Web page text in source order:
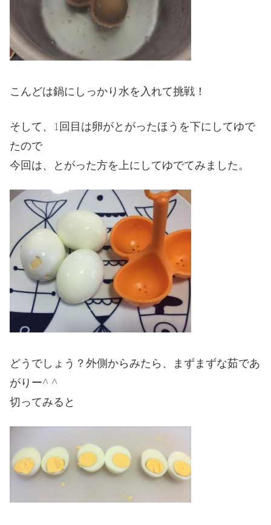
こんどは鍋にしっかり水を入れて挑戦！
そして、1回目は卵がとがったほうを下にしてゆで
たので
今回は、とがった方を上にしてゆでてみました。
どうでしょう？外側からみたら、まずまずな茹であ
がりー^ ^
切ってみると